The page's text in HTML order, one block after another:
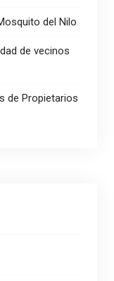
del Nilo
de vecinos
de Propietarios